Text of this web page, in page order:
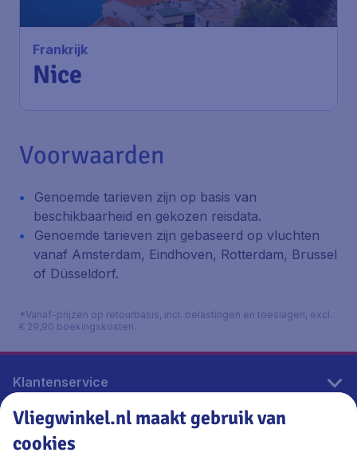
Frankrijk
Nice
Voorwaarden
Genoemde tarieven zijn op basis van
beschikbaarheid en gekozen reisdata.
Genoemde tarieven zijn gebaseerd op vluchten
vanaf Amsterdam, Eindhoven, Rotterdam, Brussel
of Düsseldorf.
*Vanaf-prijzen op retourbasis, incl. belastingen en toeslagen, excl.
€ 29,90 boekingskosten.
Klantenservice
Vliegwinkel.nl
Vliegwinkel.nl maakt gebruik van
cookies